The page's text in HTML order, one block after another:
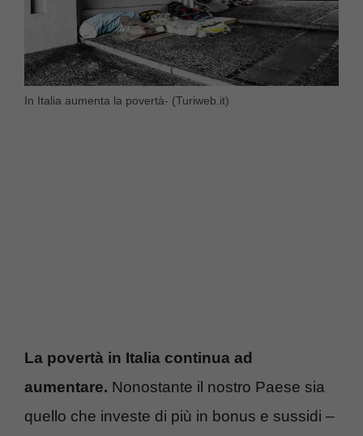
In Italia aumenta la povertà- (Turiweb.it)
La povertà in Italia continua ad
aumentare. Nonostante il nostro Paese sia
quello che investe di più in bonus e sussidi –